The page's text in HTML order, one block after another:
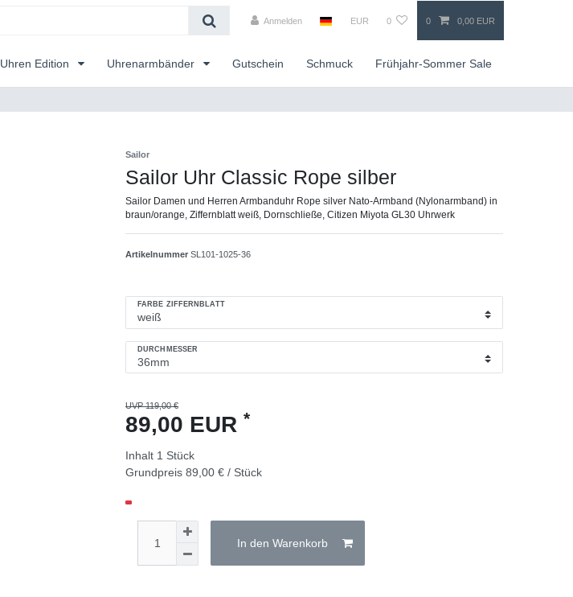
Anmelden EUR 0 0 0,00 EUR
Uhren Edition Uhrenarmbänder Gutschein Schmuck Frühjahr-Sommer Sale
Sailor
Sailor Uhr Classic Rope silber
Sailor Damen und Herren Armbanduhr Rope silver Nato-Armband (Nylonarmband) in
braun/orange, Ziffernblatt weiß, Dornschließe, Citizen Miyota GL30 Uhrwerk
Artikelnummer SL101-1025-36
FARBE ZIFFERNBLATT
DURCHMESSER
UVP 119,00 €
89,00 EUR *
Inhalt 1 Stück
Grundpreis 89,00 € / Stück
In den Warenkorb